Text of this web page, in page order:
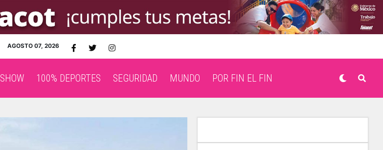
AGOSTO 07, 2026
SHOW 100% DEPORTES SEGURIDAD MUNDO POR FIN EL FIN